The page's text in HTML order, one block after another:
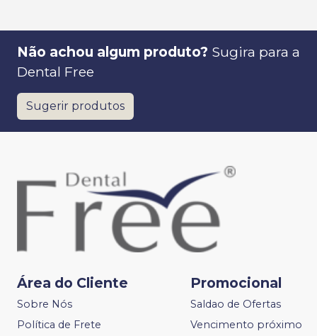
Não achou algum produto? Sugira para a
Dental Free
Sugerir produtos
Área do Cliente
Sobre Nós
Política de Frete
Promocional
Saldao de Ofertas
Vencimento próximo